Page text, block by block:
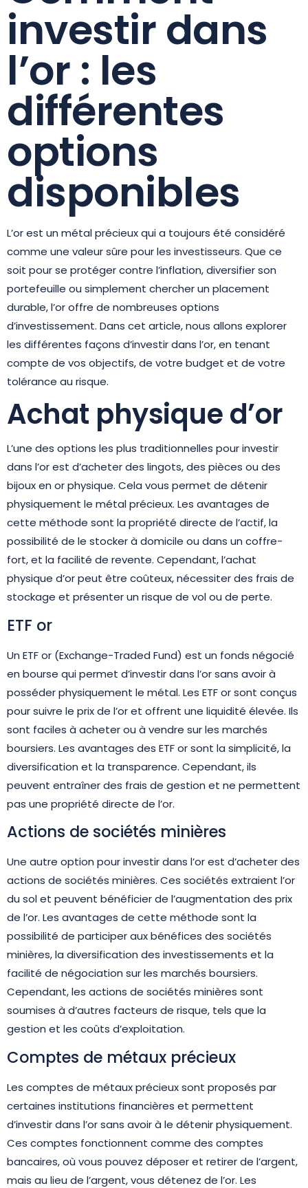
investir dans
l’or : les
différentes
options
disponibles
L’or est un métal précieux qui a toujours été considéré
comme une valeur sûre pour les investisseurs. Que ce
soit pour se protéger contre l’inflation, diversifier son
portefeuille ou simplement chercher un placement
durable, l’or offre de nombreuses options
d’investissement. Dans cet article, nous allons explorer
les différentes façons d’investir dans l’or, en tenant
compte de vos objectifs, de votre budget et de votre
tolérance au risque.
Achat physique d’or
L’une des options les plus traditionnelles pour investir
dans l’or est d’acheter des lingots, des pièces ou des
bijoux en or physique. Cela vous permet de détenir
physiquement le métal précieux. Les avantages de
cette méthode sont la propriété directe de l’actif, la
possibilité de le stocker à domicile ou dans un coffre-
fort, et la facilité de revente. Cependant, l’achat
physique d’or peut être coûteux, nécessiter des frais de
stockage et présenter un risque de vol ou de perte.
ETF or
Un ETF or (Exchange-Traded Fund) est un fonds négocié
en bourse qui permet d’investir dans l’or sans avoir à
posséder physiquement le métal. Les ETF or sont conçus
pour suivre le prix de l’or et offrent une liquidité élevée. Ils
sont faciles à acheter ou à vendre sur les marchés
boursiers. Les avantages des ETF or sont la simplicité, la
diversification et la transparence. Cependant, ils
peuvent entraîner des frais de gestion et ne permettent
pas une propriété directe de l’or.
Actions de sociétés minières
Une autre option pour investir dans l’or est d’acheter des
actions de sociétés minières. Ces sociétés extraient l’or
du sol et peuvent bénéficier de l’augmentation des prix
de l’or. Les avantages de cette méthode sont la
possibilité de participer aux bénéfices des sociétés
minières, la diversification des investissements et la
facilité de négociation sur les marchés boursiers.
Cependant, les actions de sociétés minières sont
soumises à d’autres facteurs de risque, tels que la
gestion et les coûts d’exploitation.
Comptes de métaux précieux
Les comptes de métaux précieux sont proposés par
certaines institutions financières et permettent
d’investir dans l’or sans avoir à le détenir physiquement.
Ces comptes fonctionnent comme des comptes
bancaires, où vous pouvez déposer et retirer de l’argent,
mais au lieu de l’argent, vous détenez de l’or. Les